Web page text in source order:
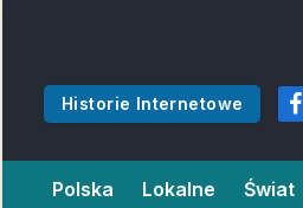
Historie Internetowe
Polska Lokalne Świat